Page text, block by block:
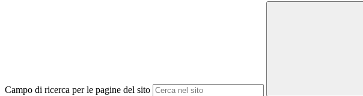
Campo di ricerca per le pagine del sito